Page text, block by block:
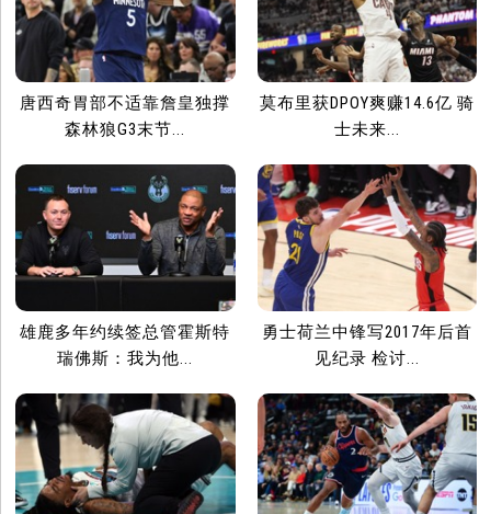
唐西奇胃部不适靠詹皇独撑
森林狼G3末节...
莫布里获DPOY爽赚14.6亿 骑
士未来...
雄鹿多年约续签总管霍斯特
瑞佛斯：我为他...
勇士荷兰中锋写2017年后首
见纪录 检讨...